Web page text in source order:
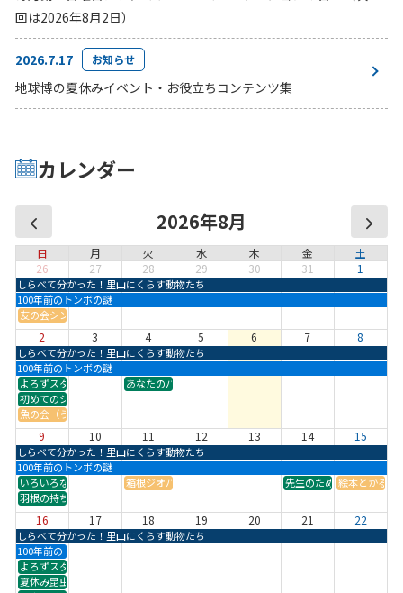
回は2026年8月2日）
2026.7.17 お知らせ
地球博の夏休みイベント・お役立ちコンテンツ集
カレンダー
2026年8月
日 月 火 水 木 金
土
26
しらべて分かった！里山にくらす動物たち
100年前のトンボの謎
友の会シンポジウム「里山の動物と私たち ―共に生きるために私たちができること―
27 28 29 30 31 1
2
しらべて分かった！里山にくらす動物たち
100年前のトンボの謎
よろずスタジオ 8月開催分
初めてのシダ―シダ植物の観察ポイント―
魚の会（うおのかい） 令和8年度第2回講演会「地球温暖化に翻弄される水生生物 ―
3 4
あなたのパソコンで地形を見る（教員向け）
5 6 7 8
9
しらべて分かった！里山にくらす動物たち
100年前のトンボの謎
いろいろな羽根を観察してみよう
羽根の持ち主さがしに挑戦
10 11
箱根ジオパーク推進協議会教育部会 夏休み子どもジオ講座
12 13 14
先生のための地層学入門
15
絵本とかるた
16
しらべて分かった！里山にくらす動物たち
100年前のトンボの謎
よろずスタジオ 8月開催分
夏休み昆虫ひろば
17 18 19 20 21 22